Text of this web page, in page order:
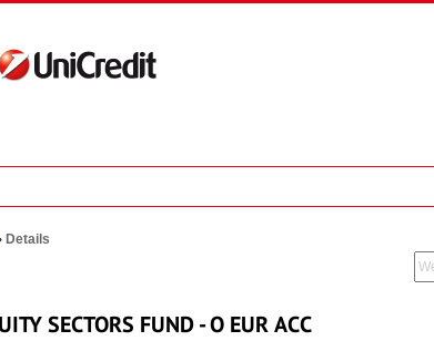
Details
SECTORS FUND - O EUR ACC